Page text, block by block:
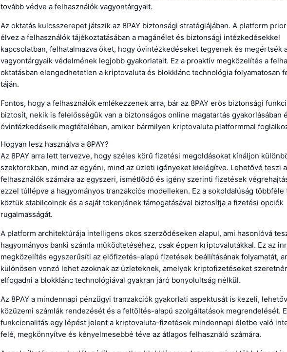
tovább védve a felhasználók vagyontárgyait.
Az oktatás kulcsszerepet játszik az 8PAY biztonsági stratégiájában. A platform
élvez a felhasználók tájékoztatásában a magánélet és biztonsági intézkedésekkel
kapcsolatban, felhatalmazva őket, hogy óvintézkedéseket tegyenek és megértsék
vagyontárgyaik védelmének legjobb gyakorlatait. Ez a proaktív megközelítés a
oktatásban elengedhetetlen a kriptovaluta és blokklánc technológia folyamatosan
táján.
Fontos, hogy a felhasználók emlékezzenek arra, bár az 8PAY erős biztonsági
biztosít, nekik is felelősségük van a biztonságos online magatartás gyakorlásában
óvintézkedéseik megtételében, amikor bármilyen kriptovaluta platformmal
Hogyan lesz használva a 8PAY?
Az 8PAY arra lett tervezve, hogy széles körű fizetési megoldásokat kínáljon
szektorokban, mind az egyéni, mind az üzleti igényeket kielégítve. Lehetővé teszi a
felhasználók számára az egyszeri, ismétlődő és igény szerinti fizetések
ezzel túllépve a hagyományos tranzakciós modelleken. Ez a sokoldalúság többféle
köztük stabilcoinok és a saját tokenjének támogatásával biztosítja a fizetési opciók
rugalmasságát.
A platform architektúrája intelligens okos szerződéseken alapul, ami hasonlóvá
hagyományos banki számla működtetéséhez, csak éppen kriptovalutákkal. Ez az
megközelítés egyszerűsíti az előfizetés-alapú fizetések beállításának folyamatát,
különösen vonzó lehet azoknak az üzleteknek, amelyek kriptofizetéseket
elfogadni a blokklánc technológiával gyakran járó bonyolultság nélkül.
Az 8PAY a mindennapi pénzügyi tranzakciók gyakorlati aspektusát is kezeli,
közüzemi számlák rendezését és a feltöltés-alapú szolgáltatások megrendelését.
funkcionalitás egy lépést jelent a kriptovaluta-fizetések mindennapi életbe való
felé, megkönnyítve és kényelmesebbé téve az átlagos felhasználó számára.